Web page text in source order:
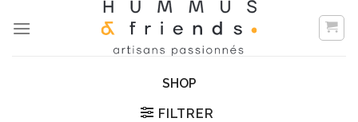
SHOP
FILTRER